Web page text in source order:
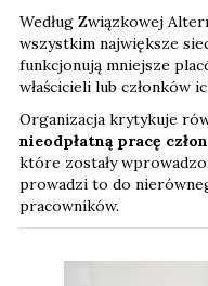
Według Związkowej
wszystkim największe
funkcjonują mniejsze
właścicieli lub członków
Organizacja krytykuje
nieodpłatną pracę
które zostały
prowadzi to do
pracowników.